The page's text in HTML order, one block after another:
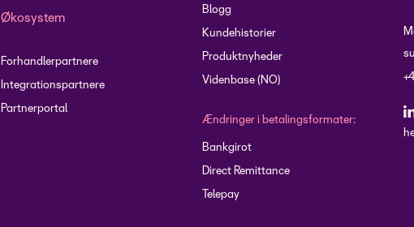
Økosystem
Forhandlerpartnere
Integrationspartnere
Partnerportal
Blogg
Kundehistorier
Produktnyheder
Videnbase (NO)
Ændringer i betalingsformater:
Bankgirot
Direct Remittance
Telepay